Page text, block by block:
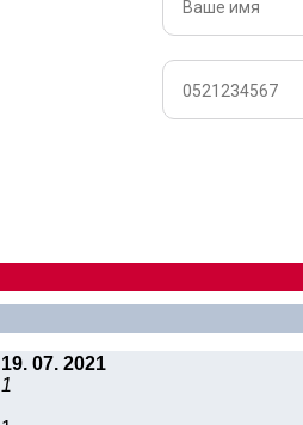
19. 07. 2021
1